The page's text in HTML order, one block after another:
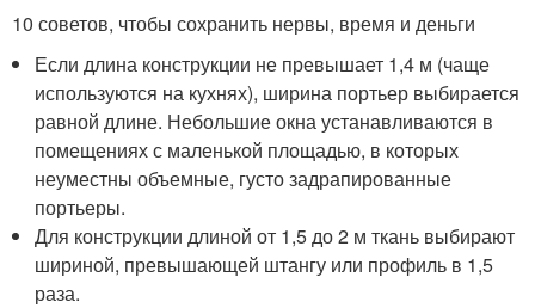
10 советов, чтобы сохранить нервы, время и деньги
Если длина конструкции не превышает 1,4 м (чаще
используются на кухнях), ширина портьер выбирается
равной длине. Небольшие окна устанавливаются в
помещениях с маленькой площадью, в которых
неуместны объемные, густо задрапированные
портьеры.
Для конструкции длиной от 1,5 до 2 м ткань выбирают
шириной, превышающей штангу или профиль в 1,5
раза.